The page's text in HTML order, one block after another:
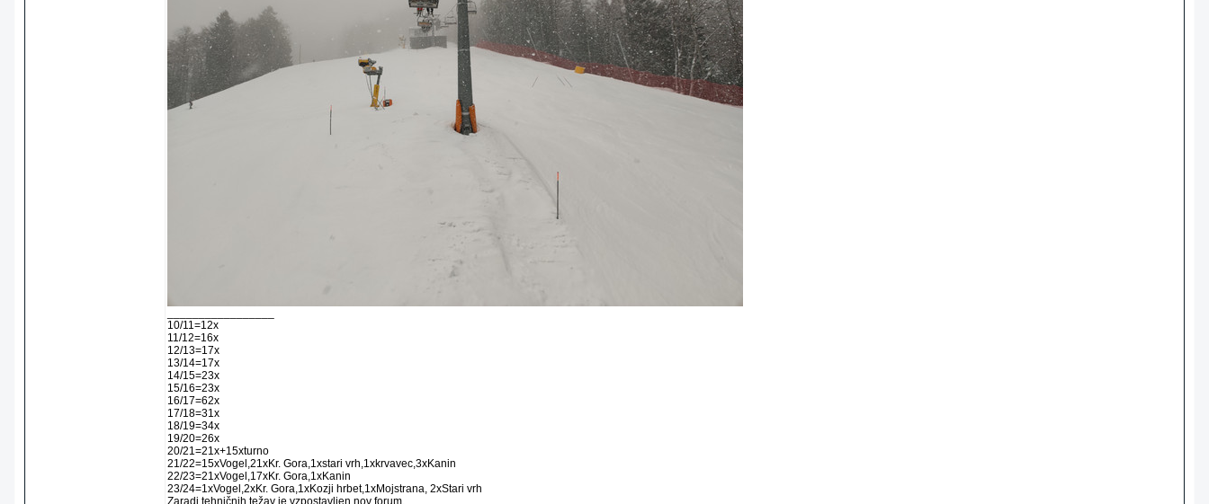
10/11=12x
11/12=16x
12/13=17x
13/14=17x
14/15=23x
15/16=23x
16/17=62x
17/18=31x
18/19=34x
19/20=26x
20/21=21x+15xturno
21/22=15xVogel,21xKr. Gora,1xstari vrh,1xkrvavec,3xKanin
22/23=21xVogel,17xKr. Gora,1xKanin
23/24=1xVogel,2xKr. Gora,1xKozji hrbet,1xMojstrana, 2xStari vrh
Zaradi tehničnih težav je vzpostavljen nov forum.